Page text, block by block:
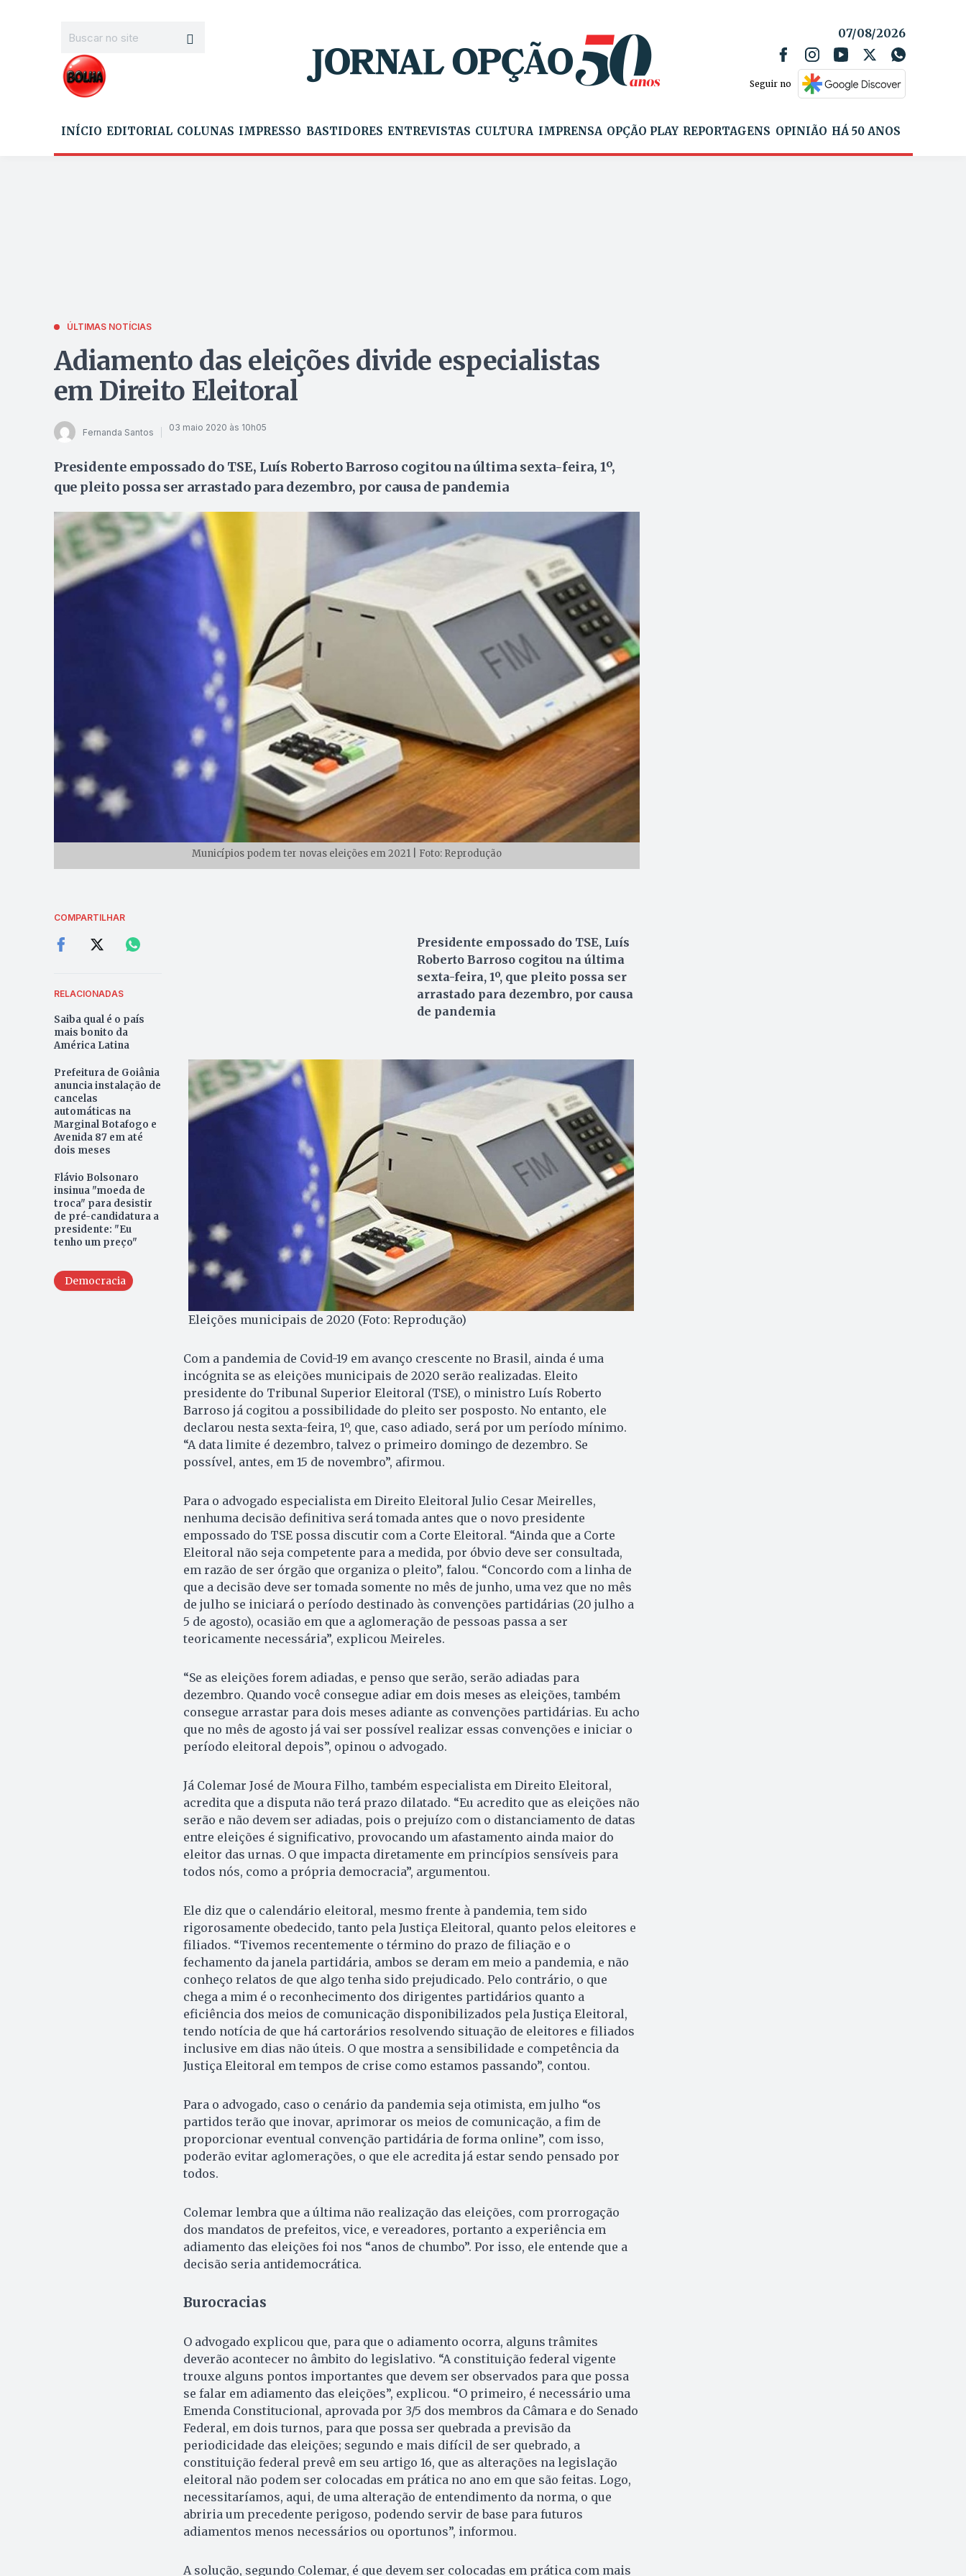
07/08/2026
Seguir no
INÍCIO EDITORIAL COLUNAS IMPRESSO BASTIDORES ENTREVISTAS CULTURA IMPRENSA OPÇÃO PLAY REPORTAGENS OPINIÃO HÁ 50 ANOS
ÚLTIMAS NOTÍCIAS
Adiamento das eleições divide especialistas
em Direito Eleitoral
Fernanda Santos 03 maio 2020 às 10h05
Presidente empossado do TSE, Luís Roberto Barroso cogitou na última sexta-feira, 1º,
que pleito possa ser arrastado para dezembro, por causa de pandemia
Municípios podem ter novas eleições em 2021 | Foto: Reprodução
COMPARTILHAR
RELACIONADAS
Saiba qual é o país
mais bonito da
América Latina
Prefeitura de Goiânia
anuncia instalação de
cancelas
automáticas na
Marginal Botafogo e
Avenida 87 em até
dois meses
Flávio Bolsonaro
insinua "moeda de
troca" para desistir
de pré-candidatura a
presidente: "Eu
tenho um preço"
Democracia
Presidente empossado do TSE, Luís
Roberto Barroso cogitou na última
sexta-feira, 1º, que pleito possa ser
arrastado para dezembro, por causa
de pandemia
Eleições municipais de 2020 (Foto: Reprodução)
Com a pandemia de Covid-19 em avanço crescente no Brasil, ainda é uma
incógnita se as eleições municipais de 2020 serão realizadas. Eleito
presidente do Tribunal Superior Eleitoral (TSE), o ministro Luís Roberto
Barroso já cogitou a possibilidade do pleito ser posposto. No entanto, ele
declarou nesta sexta-feira, 1º, que, caso adiado, será por um período mínimo.
“A data limite é dezembro, talvez o primeiro domingo de dezembro. Se
possível, antes, em 15 de novembro”, afirmou.
Para o advogado especialista em Direito Eleitoral Julio Cesar Meirelles,
nenhuma decisão definitiva será tomada antes que o novo presidente
empossado do TSE possa discutir com a Corte Eleitoral. “Ainda que a Corte
Eleitoral não seja competente para a medida, por óbvio deve ser consultada,
em razão de ser órgão que organiza o pleito”, falou. “Concordo com a linha de
que a decisão deve ser tomada somente no mês de junho, uma vez que no mês
de julho se iniciará o período destinado às convenções partidárias (20 julho a
5 de agosto), ocasião em que a aglomeração de pessoas passa a ser
teoricamente necessária”, explicou Meireles.
“Se as eleições forem adiadas, e penso que serão, serão adiadas para
dezembro. Quando você consegue adiar em dois meses as eleições, também
consegue arrastar para dois meses adiante as convenções partidárias. Eu acho
que no mês de agosto já vai ser possível realizar essas convenções e iniciar o
período eleitoral depois”, opinou o advogado.
Já Colemar José de Moura Filho, também especialista em Direito Eleitoral,
acredita que a disputa não terá prazo dilatado. “Eu acredito que as eleições não
serão e não devem ser adiadas, pois o prejuízo com o distanciamento de datas
entre eleições é significativo, provocando um afastamento ainda maior do
eleitor das urnas. O que impacta diretamente em princípios sensíveis para
todos nós, como a própria democracia”, argumentou.
Ele diz que o calendário eleitoral, mesmo frente à pandemia, tem sido
rigorosamente obedecido, tanto pela Justiça Eleitoral, quanto pelos eleitores e
filiados. “Tivemos recentemente o término do prazo de filiação e o
fechamento da janela partidária, ambos se deram em meio a pandemia, e não
conheço relatos de que algo tenha sido prejudicado. Pelo contrário, o que
chega a mim é o reconhecimento dos dirigentes partidários quanto a
eficiência dos meios de comunicação disponibilizados pela Justiça Eleitoral,
tendo notícia de que há cartorários resolvendo situação de eleitores e filiados
inclusive em dias não úteis. O que mostra a sensibilidade e competência da
Justiça Eleitoral em tempos de crise como estamos passando”, contou.
Para o advogado, caso o cenário da pandemia seja otimista, em julho “os
partidos terão que inovar, aprimorar os meios de comunicação, a fim de
proporcionar eventual convenção partidária de forma online”, com isso,
poderão evitar aglomerações, o que ele acredita já estar sendo pensado por
todos.
Colemar lembra que a última não realização das eleições, com prorrogação
dos mandatos de prefeitos, vice, e vereadores, portanto a experiência em
adiamento das eleições foi nos “anos de chumbo”. Por isso, ele entende que a
decisão seria antidemocrática.
Burocracias
O advogado explicou que, para que o adiamento ocorra, alguns trâmites
deverão acontecer no âmbito do legislativo. “A constituição federal vigente
trouxe alguns pontos importantes que devem ser observados para que possa
se falar em adiamento das eleições”, explicou. “O primeiro, é necessário uma
Emenda Constitucional, aprovada por 3/5 dos membros da Câmara e do Senado
Federal, em dois turnos, para que possa ser quebrada a previsão da
periodicidade das eleições; segundo e mais difícil de ser quebrado, a
constituição federal prevê em seu artigo 16, que as alterações na legislação
eleitoral não podem ser colocadas em prática no ano em que são feitas. Logo,
necessitaríamos, aqui, de uma alteração de entendimento da norma, o que
abriria um precedente perigoso, podendo servir de base para futuros
adiamentos menos necessários ou oportunos”, informou.
A solução, segundo Colemar, é que devem ser colocadas em prática com mais